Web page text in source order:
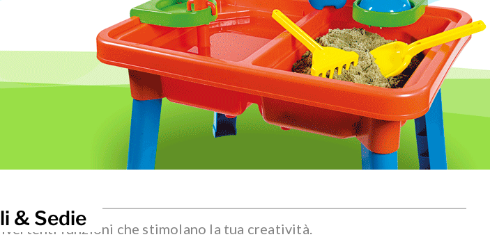
& Sediefunzioni che stimolano la tua creatività.